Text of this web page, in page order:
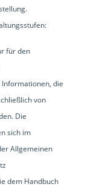
für den
die
von
Die
sich im
Allgemeinen
dem Handbuch